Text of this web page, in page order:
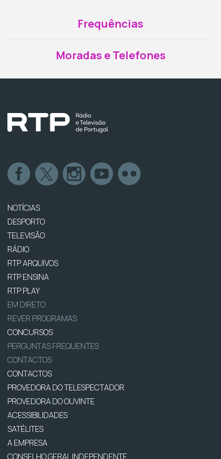
Frequências
Moradas e Telefones
NOTÍCIAS
DESPORTO
TELEVISÃO
RÁDIO
RTP ARQUIVOS
RTP ENSINA
RTP PLAY
EM DIRETO
REVER PROGRAMAS
CONCURSOS
PERGUNTAS FREQUENTES
CONTACTOS
CONTACTOS
PROVEDORA DO TELESPECTADOR
PROVEDORA DO OUVINTE
ACESSIBILIDADES
SATÉLITES
A EMPRESA
CONSELHO GERAL INDEPENDENTE